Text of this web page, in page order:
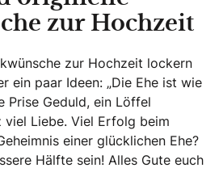
zur Hochzeit
zur Hochzeit lockern
ein paar Ideen: „Die Ehe ist wie
Prise Geduld, ein Löffel
viel Liebe. Viel Erfolg beim
einer glücklichen Ehe?
Hälfte sein! Alles Gute euch